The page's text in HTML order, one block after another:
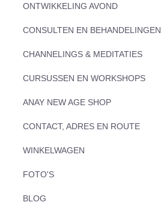
ONTWIKKELING AVOND
CONSULTEN EN BEHANDELINGEN
CHANNELINGS & MEDITATIES
CURSUSSEN EN WORKSHOPS
ANAY NEW AGE SHOP
CONTACT, ADRES EN ROUTE
WINKELWAGEN
FOTO'S
BLOG